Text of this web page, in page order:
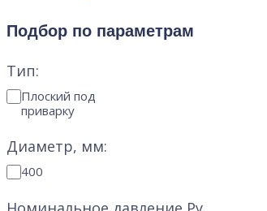
Подбор по параметрам
Тип:
Плоский под
приварку
Диаметр, мм:
400